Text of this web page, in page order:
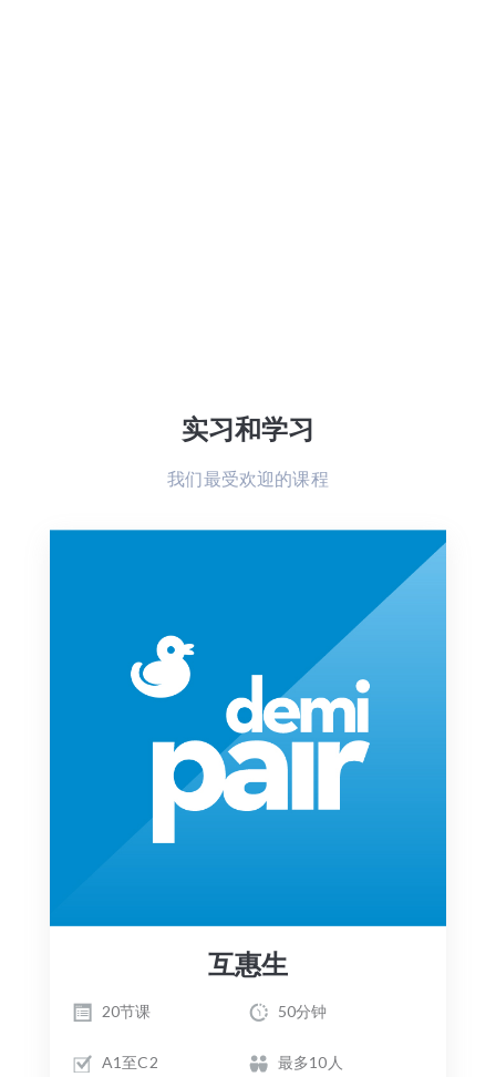
实习和学习
我们最受欢迎的课程
互惠生
20节课 50分钟
A1至C2 最多10人